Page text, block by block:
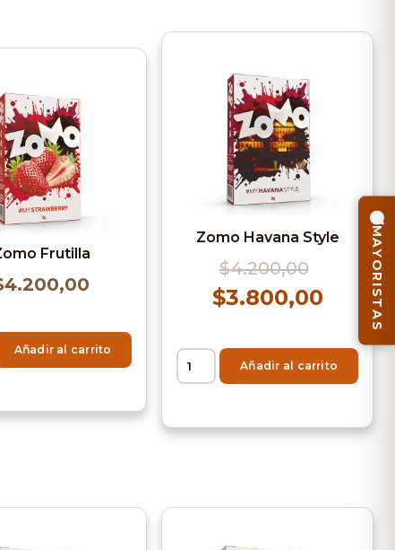
Frutilla
4.200,00
Añadir al carrito
Zomo Havana Style
$4.200,00
$3.800,00
Añadir al carrito
MAYORISTAS